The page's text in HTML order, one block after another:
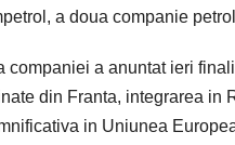
a doua companie
companiei a anuntat ieri
din Franta, integrarea in
in Uniunea